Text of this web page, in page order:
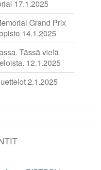
17.1.2025
Grand Prix
14.1.2025
Tässä vielä
12.1.2025
2.1.2025